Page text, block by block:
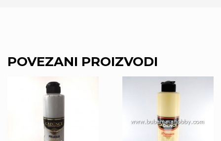
POVEZANI PROIZVODI